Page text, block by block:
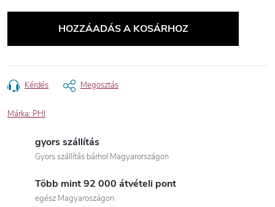
HOZZÁADÁS A KOSÁRHOZ
Kérdés Megosztás
Márka: PHI
gyors szállítás
Gyors szállítás bárhol Magyarországon
Több mint 92 000 átvételi pont
egész Magyaroszágon